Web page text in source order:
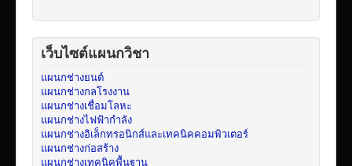
เว็บไซต์แผนกวิชา
แผนกช่างยนต์
แผนกช่างกลโรงงาน
แผนกช่างเชื่อมโลหะ
แผนกช่างไฟฟ้ากำลัง
แผนกช่างอิเล็กทรอนิกส์และเทคนิคคอมพิวเตอร์
แผนกช่างก่อสร้าง
แผนกช่างเทคนิคพื้นฐาน